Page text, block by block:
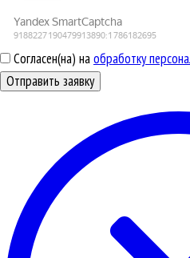
Согласен(на) наобработку
Отправить заявку